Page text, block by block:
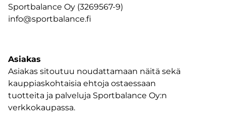
Sportbalance Oy (3269567-9)
info@sportbalance.fi
Asiakas
Asiakas sitoutuu noudattamaan näitä sekä
kauppiaskohtaisia ehtoja ostaessaan
tuotteita ja palveluja Sportbalance Oy:n
verkkokaupassa.